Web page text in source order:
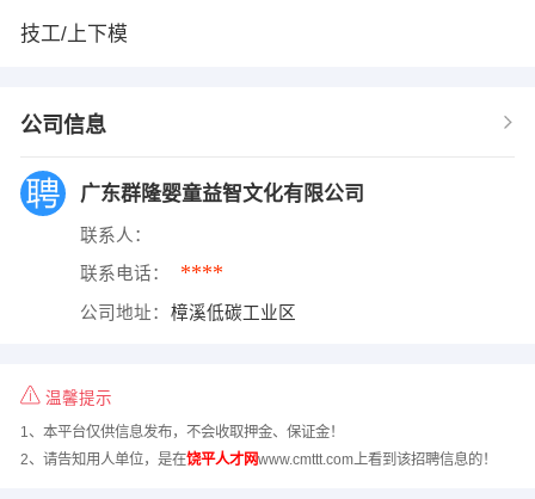
技工/上下模
公司信息
广东群隆婴童益智文化有限公司
联系人：
联系电话： ****
公司地址： 樟溪低碳工业区
温馨提示
1、本平台仅供信息发布，不会收取押金、保证金！
2、请告知用人单位，是在饶平人才网www.cmttt.com上看到该招聘信息的！